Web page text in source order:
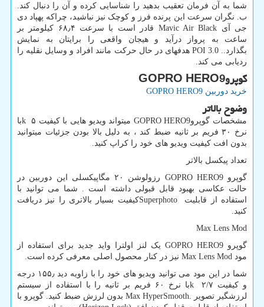
شما به آن فرمان تعقیب بدهید را شناسایی کرده و آن را دنبال کند.
ب. نگران سرعت این پرنده فرز و کوچک نیز نباشید، چراکه پهپاد دی
جی آی Mavic Air Black
قادر است با سرعت ۶۸٫۴ کیلومتر بر
ساعت به پرواز درآید و هیجان واقعی را برایتان به نمایش
بگذارد..POI 3.0 هدفهای در حال حرکت مانند افراد و وسایل نقلیه را
ردیابی می کند.
گوپروGOPRO HERO9
خرید دوربین GOPRO HERO9
وضوح بالاتر
مشخصات گوپروGOPRO HERO9 میتواند ویدیو هایی با کیفیت ۵ kبا
نرخ ۳۰ فریم بر ثانیه ضبط کند ، به دلیل بالا بودن جزئیات میتوانید
بدون افت کیفیت ویدیو های خود را کراپ کنید.
تعداد پیکسل بالاتر
گوپرو GOPRO HERO9
رزولوشن ۲۰ مگاپیکسلی این دوربین در
حالت عکاسی بهبود قابل قبولی داشته است . شما می توانید با
استفاده از قابلیت
Superphotoکیفیت بسیار بالاتری را نیز دریافت
کنید.
Max Lens Mod
گوپرو GOPRO HERO9 یک لنز اولترا واید جدید برای استفاده از
مود Max Lens Mod نیز در کنار محصول اصلی معرفی کرده است.
شما در این مود می توانید ویدیو های خود را با زاویه دید ۱۵۵٫ درجه
و کیفیت ۲/۷
k
با نرخ ۶۰ فریم بر ثانیه را با استفاده از سیستم
لرزشگیر تصویر
Max HyperSmooth. بدون لرزش ضبط کنید. گوپرو با